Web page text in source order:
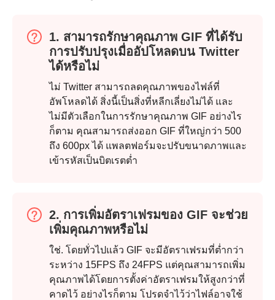
1. สามารถรักษาคุณภาพ GIF ที่ได้รับ
การปรับปรุงเมื่ออัปโหลดบน Twitter
ได้หรือไม่
ไม่ Twitter สามารถลดคุณภาพของไฟล์ที่
อัพโหลดได้ สิ่งนี้เป็นสิ่งที่หลีกเลี่ยงไม่ได้ และ
ไม่มีตัวเลือกในการรักษาคุณภาพ GIF อย่างไร
ก็ตาม คุณสามารถส่งออก GIF ที่ใหญ่กว่า 500
ถึง 600px ได้ แพลตฟอร์มจะปรับขนาดภาพและ
เข้ารหัสเป็นบิตเรตต่ำ
2. การเพิ่มอัตราเฟรมของ GIF จะช่วย
เพิ่มคุณภาพหรือไม่
ใช่. โดยทั่วไปแล้ว GIF จะมีอัตราเฟรมที่ต่ำกว่า
ระหว่าง 15FPS ถึง 24FPS แต่คุณสามารถเพิ่ม
คุณภาพได้โดยการตั้งค่าอัตราเฟรมให้สูงกว่าที่
คาดไว้ อย่างไรก็ตาม โปรดจำไว้ว่าไฟล์อาจใช้